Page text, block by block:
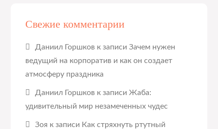
Свежие комментарии
Даниил Горшков к записиЗачем нужен
ведущий на корпоратив и как он создает
атмосферу праздника
Даниил Горшков к записиЖаба:
удивительный мир незамеченных чудес
Зоя к записи Как стряхнуть ртутный